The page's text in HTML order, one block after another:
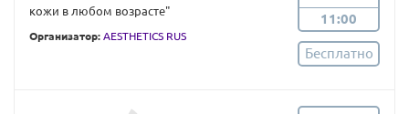
кожи в любом возрасте"
Организатор: AESTHETICS RUS
11:00
Бесплатно